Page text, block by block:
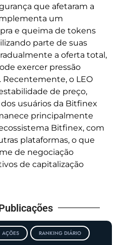
que afetaram a
um
e queima de tokens
parte de suas
a oferta total,
exercer pressão
Recentemente, o LEO
de preço,
usuários da Bitfinex
principalmente
Bitfinex, com
plataformas, o que
de negociação
de capitalização
AÇÕES RANKING DIÁRIO